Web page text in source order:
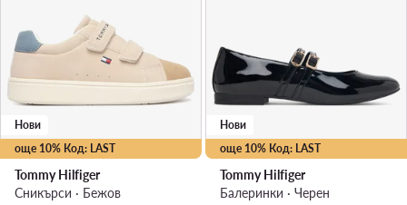
още 10% Код: LAST
Нови
Tommy Hilfiger
Сникърси · Бежов
още 10% Код: LAST
Нови
Tommy Hilfiger
Балеринки · Черен